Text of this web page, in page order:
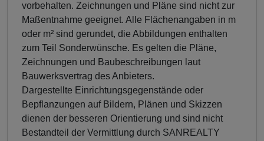
vorbehalten. Zeichnungen und Pläne sind nicht zur
Maßentnahme geeignet. Alle Flächenangaben in m
oder m² sind gerundet, die Abbildungen enthalten
zum Teil Sonderwünsche. Es gelten die Pläne,
Zeichnungen und Baubeschreibungen laut
Bauwerksvertrag des Anbieters.
Dargestellte Einrichtungsgegenstände oder
Bepflanzungen auf Bildern, Plänen und Skizzen
dienen der besseren Orientierung und sind nicht
Bestandteil der Vermittlung durch SANREALTY